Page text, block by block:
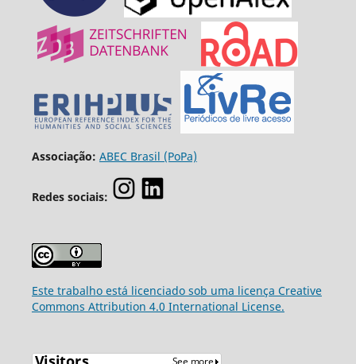
Associação: ABEC Brasil (PoPa)
Redes sociais:
Este trabalho está licenciado sob uma licença Creative
Commons Attribution 4.0 International License.